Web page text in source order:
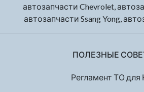
автозапчасти Chevrolet,
автозапчасти Ssang Yong,
ПОЛЕЗНЫЕ
Регламент ТО для